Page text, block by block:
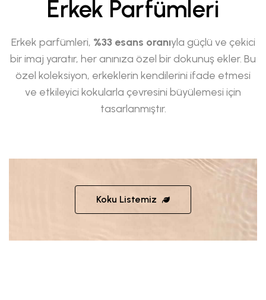
Erkek Parfümleri
Erkek parfümleri, %33 esans oranıyla güçlü ve çekici
bir imaj yaratır, her anınıza özel bir dokunuş ekler. Bu
özel koleksiyon, erkeklerin kendilerini ifade etmesi
ve etkileyici kokularla çevresini büyülemesi için
tasarlanmıştır.
Koku Listemiz